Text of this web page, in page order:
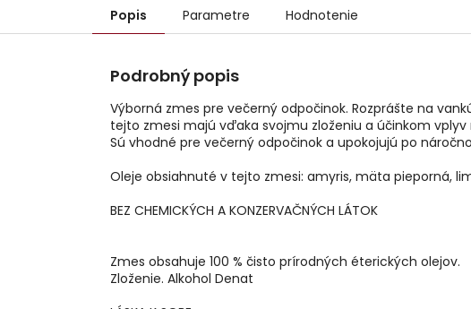
Popis Parametre Hodnotenie
Podrobný popis
Výborná zmes pre večerný odpočinok. Rozprášte na
tejto zmesi majú vďaka svojmu zloženiu a účinkom
Sú vhodné pre večerný odpočinok a upokojujú po
Oleje obsiahnuté v tejto zmesi: amyris, mäta pieporná,
BEZ CHEMICKÝCH A KONZERVAČNÝCH LÁTOK
Zmes obsahuje 100 % čisto prírodných éterických olejov.
Zloženie. Alkohol Denat